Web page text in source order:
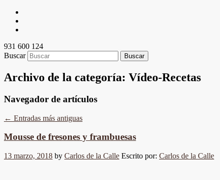
931 600 124
Buscar
Archivo de la categoría: Vídeo-Recetas
Navegador de artículos
← Entradas más antiguas
Mousse de fresones y frambuesas
13 marzo, 2018 by Carlos de la Calle Escrito por: Carlos de la Calle